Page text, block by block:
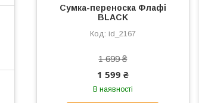
Сумка-переноска Флафі
BLACK
id_2167
1 699 ₴
1 599 ₴
В наявності